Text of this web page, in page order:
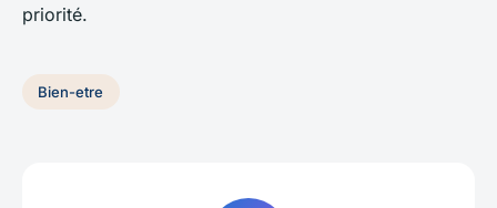
priorité.
Bien-etre